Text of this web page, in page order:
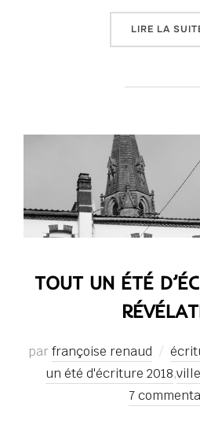
LIRE LA
TOUT UN ÉTÉ
parfrançoise renaud
un été d'écriture 2018,ville
7